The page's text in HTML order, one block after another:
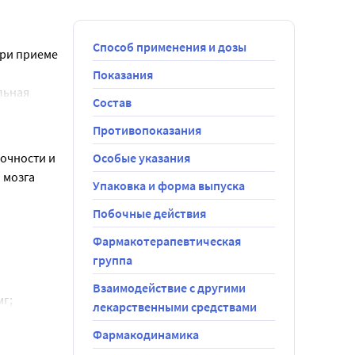
приеме
- 4 - 6
и
Способ применения и дозы
Показания
Состав
Противопоказания
Особые указания
Упаковка и форма выпуска
Побочные действия
Фармакотерапевтическая
группа
Взаимодействие с другими
лекарственными средствами
Фармакодинамика